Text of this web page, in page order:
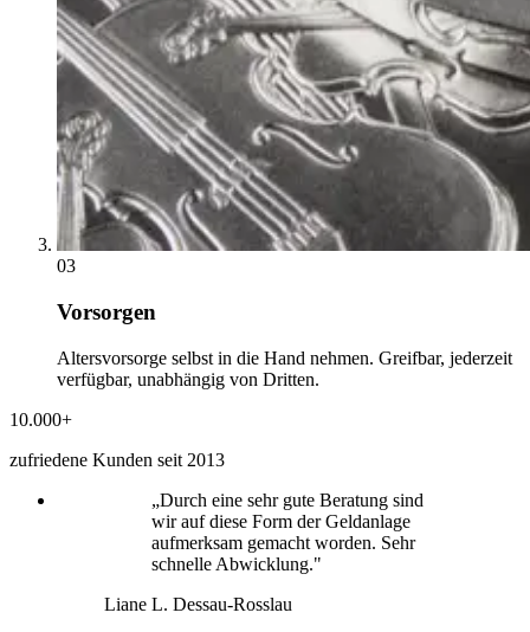
03
Vorsorgen
Altersvorsorge selbst in die Hand nehmen. Greifbar, jederzeit
verfügbar, unabhängig von Dritten.
10.000+
zufriedene Kunden seit 2013
„Durch eine sehr gute Beratung sind
wir auf diese Form der Geldanlage
aufmerksam gemacht worden. Sehr
schnelle Abwicklung."
Liane L. Dessau-Rosslau